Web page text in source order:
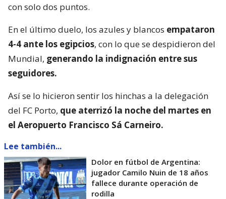
con solo dos puntos.
En el último duelo, los azules y blancos empataron
4-4 ante los egipcios, con lo que se despidieron del
Mundial, generando la indignación entre sus
seguidores.
Así se lo hicieron sentir los hinchas a la delegación
del FC Porto, que aterrizó la noche del martes en
el Aeropuerto Francisco Sá Carneiro.
Lee también...
Dolor en fútbol de Argentina:
jugador Camilo Nuin de 18 años
fallece durante operación de
rodilla